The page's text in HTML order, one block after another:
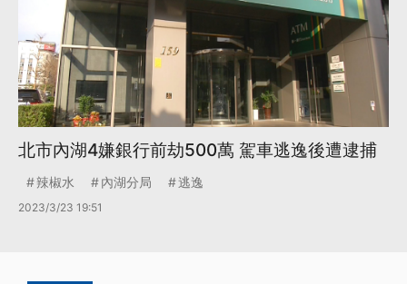
北市內湖4嫌銀行前劫500萬 駕車逃逸後遭逮捕
辣椒水 內湖分局 逃逸
2023/3/23 19:51